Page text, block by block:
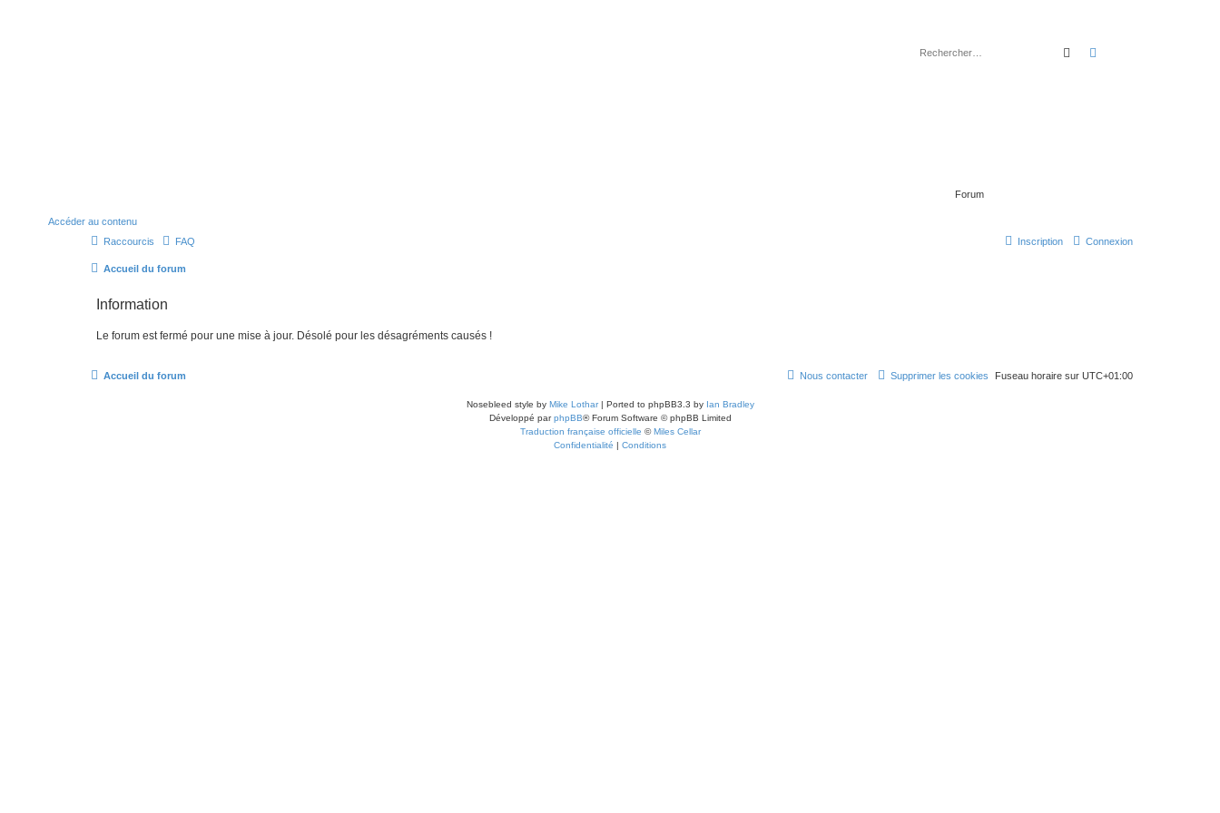
Forum
Accéder au contenu
rechercher
Raccourcis FAQ Connexion
Inscription
Accueil du forum
Information
Le forum est fermé pour une mise à jour. Désolé pour les désagréments causés !
Accueil du forum Fuseau horaire sur UTC+01:00
Supprimer les cookies
Nous contacter
Nosebleed style by Mike Lothar| Ported to phpBB3.3 by Ian Bradley
Développé parphpBB® Forum Software © phpBB Limited
Traduction française officielle ©Miles Cellar
Confidentialité | Conditions